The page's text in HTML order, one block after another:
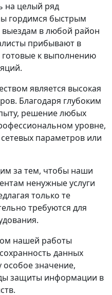
на целый ряд
гордимся быстрым
выездам в любой район
прибывают в
готовые к выполнению
является высокая
Благодаря глубоким
решение любых
уровне,
параметров или
за тем, чтобы наши
ненужные услуги
только те
требуются для
нашей работы
данных
значение,
защиты информации в